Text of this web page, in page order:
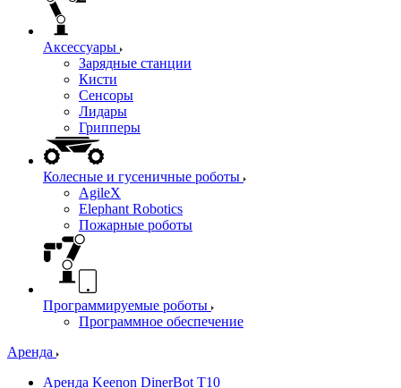
Аксессуары
Зарядные станции
Кисти
Сенсоры
Лидары
Грипперы
Колесные и гусеничные роботы
AgileX
Elephant Robotics
Пожарные роботы
Программируемые роботы
Программное обеспечение
Аренда
Аренда Keenon DinerBot T10